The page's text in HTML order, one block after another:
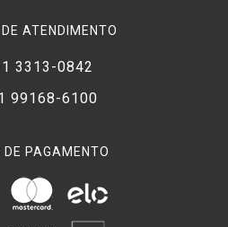
ATENDIMENTO
3313-0842
99168-6100
DE PAGAMENTO